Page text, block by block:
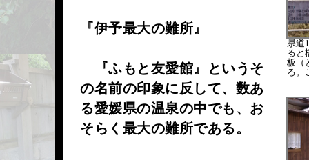
『伊予最大の難所』
『ふもと友愛館』というそ
の名前の印象に反して、数あ
る愛媛県の温泉の中でも、お
そらく最大の難所である。
県道
ると
板（
る。